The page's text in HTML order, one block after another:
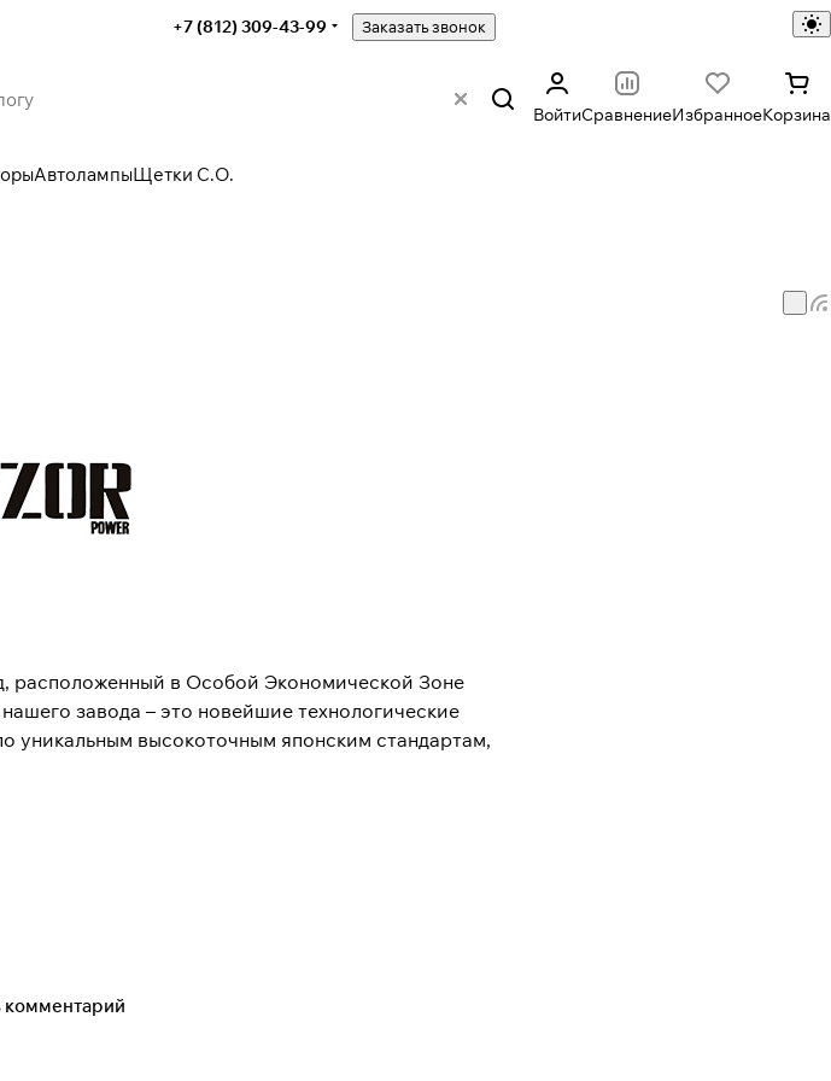
+7 (812) 309-43-99 Заказать звонок
ВойтиСравнениеИзбранноеКорзина
АвтолампыЩетки С.О.
расположенный в Особой Экономической Зоне
завода – это новейшие технологические
уникальным высокоточным японским стандартам,
многолетний опыт ведения бизнеса в
не применялись. На обеспечение высокого
чистый процесс, который̆ обеспечивает
комментарий